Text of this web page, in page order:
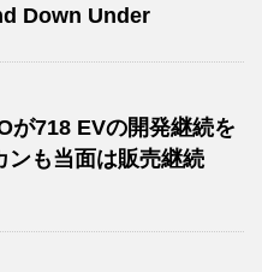
Down Under
が718 EVの開発継続を
ンも当面は販売継続